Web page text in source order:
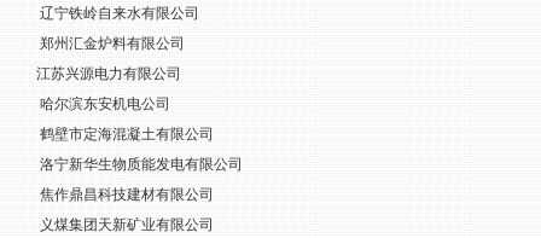
辽宁铁岭自来水有限公司
郑州汇金炉料有限公司
江苏兴源电力有限公司
哈尔滨东安机电公司
鹤壁市定海混凝土有限公司
洛宁新华生物质能发电有限公司
焦作鼎昌科技建材有限公司
义煤集团天新矿业有限公司